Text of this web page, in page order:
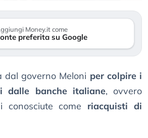
Money.it come
preferita su Google
dal governo Meloni per colpire i
dalle banche italiane, ovvero
conosciute come riacquisti di